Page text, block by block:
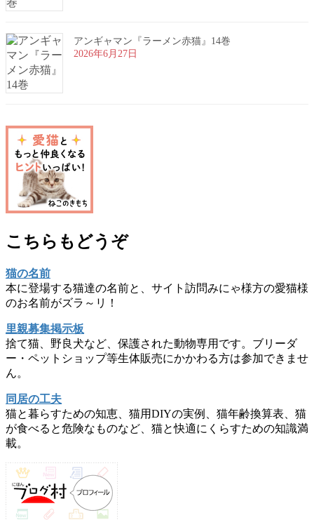
アンギャマン『ラーメン赤猫』14巻
2026年6月27日
こちらもどうぞ
猫の名前
本に登場する猫達の名前と、サイト訪問みにゃ様方の愛猫様
のお名前がズラ～リ！
里親募集掲示板
捨て猫、野良犬など、保護された動物専用です。ブリーダ
ー・ペットショップ等生体販売にかかわる方は参加できませ
ん。
同居の工夫
猫と暮らすための知恵、猫用DIYの実例、猫年齢換算表、猫
が食べると危険なものなど、猫と快適にくらすための知識満
載。